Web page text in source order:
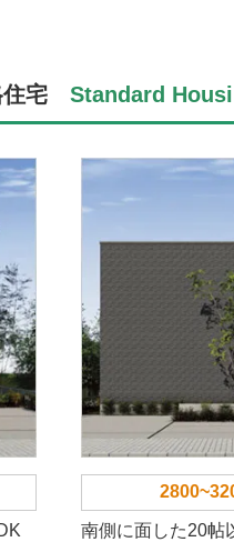
宅 Standard
南側に面した20帖